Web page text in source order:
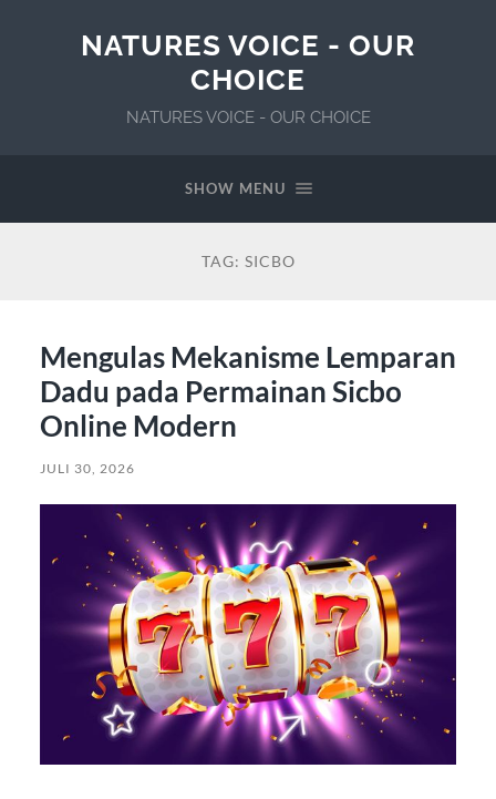
NATURES VOICE - OUR
CHOICE
NATURES VOICE - OUR CHOICE
SHOW MENU
TAG: SICBO
Mengulas Mekanisme Lemparan
Dadu pada Permainan Sicbo
Online Modern
JULI 30, 2026